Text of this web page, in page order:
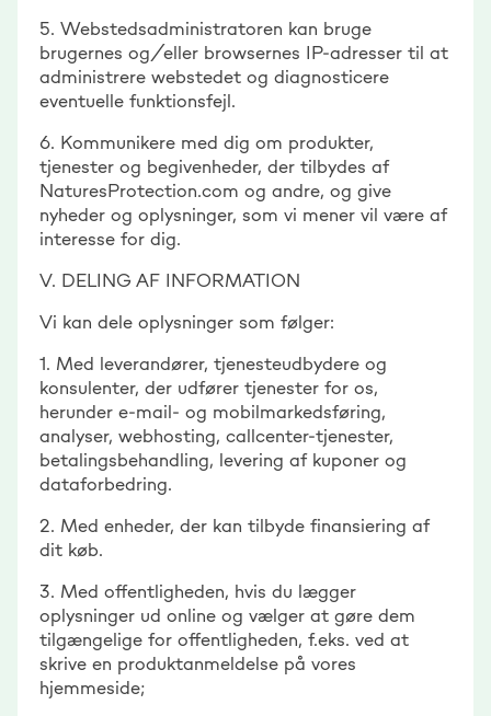
5. Webstedsadministratoren kan bruge
brugernes og/eller browsernes IP-adresser til at
administrere webstedet og diagnosticere
eventuelle funktionsfejl.
6. Kommunikere med dig om produkter,
tjenester og begivenheder, der tilbydes af
NaturesProtection.com og andre, og give
nyheder og oplysninger, som vi mener vil være af
interesse for dig.
V. DELING AF INFORMATION
Vi kan dele oplysninger som følger:
1. Med leverandører, tjenesteudbydere og
konsulenter, der udfører tjenester for os,
herunder e-mail- og mobilmarkedsføring,
analyser, webhosting, callcenter-tjenester,
betalingsbehandling, levering af kuponer og
dataforbedring.
2. Med enheder, der kan tilbyde finansiering af
dit køb.
3. Med offentligheden, hvis du lægger
oplysninger ud online og vælger at gøre dem
tilgængelige for offentligheden, f.eks. ved at
skrive en produktanmeldelse på vores
hjemmeside;